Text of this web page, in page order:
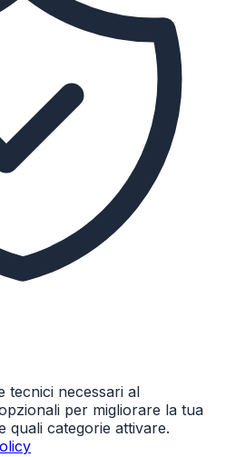
tecnici necessari al
per migliorare la tua
quali categorie attivare.